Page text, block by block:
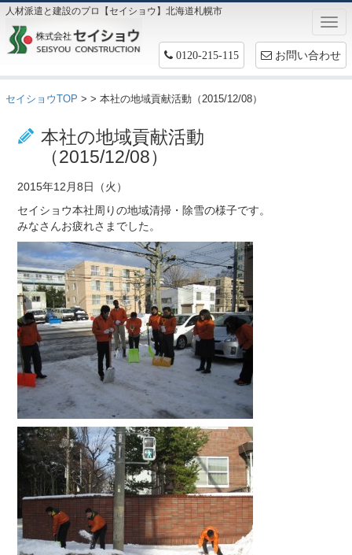
人材派遣と建設のプロ【セイショウ】北海道札幌市
0120-215-115 お問い合わせ
セイショウTOP > > 本社の地域貢献活動（2015/12/08）
本社の地域貢献活動
（2015/12/08）
2015年12月8日（火）
セイショウ本社周りの地域清掃・除雪の様子です。
みなさんお疲れさまでした。